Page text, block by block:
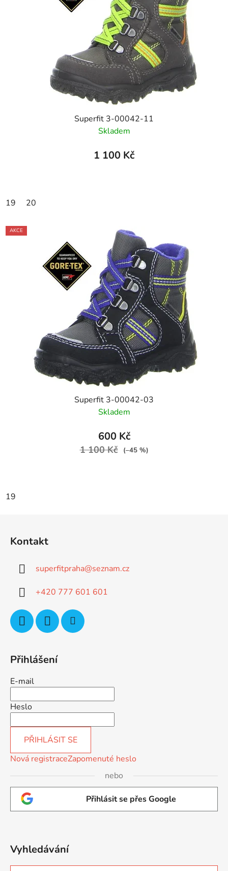
Superfit 3-00042-11
Skladem
1 100 Kč
19 20
AKCE
Superfit 3-00042-03
Skladem
600 Kč
1 100 Kč (–45 %)
19
Kontakt
superfitpraha@seznam.cz
+420 777 601 601
Přihlášení
E-mail
Heslo
PŘIHLÁSIT SE
Nová registraceZapomenuté heslo
nebo
Přihlásit se přes Google
Vyhledávání